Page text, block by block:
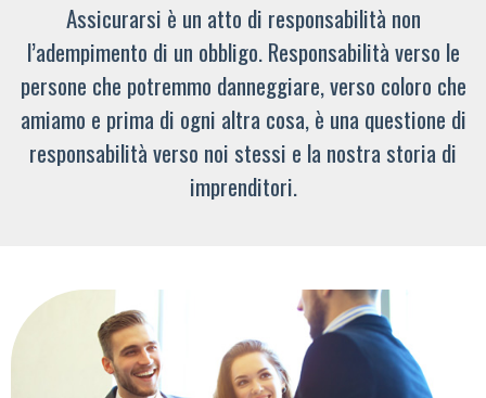
Assicurarsi è un atto di responsabilità non
l’adempimento di un obbligo. Responsabilità verso le
persone che potremmo danneggiare, verso coloro che
amiamo e prima di ogni altra cosa, è una questione di
responsabilità verso noi stessi e la nostra storia di
imprenditori.